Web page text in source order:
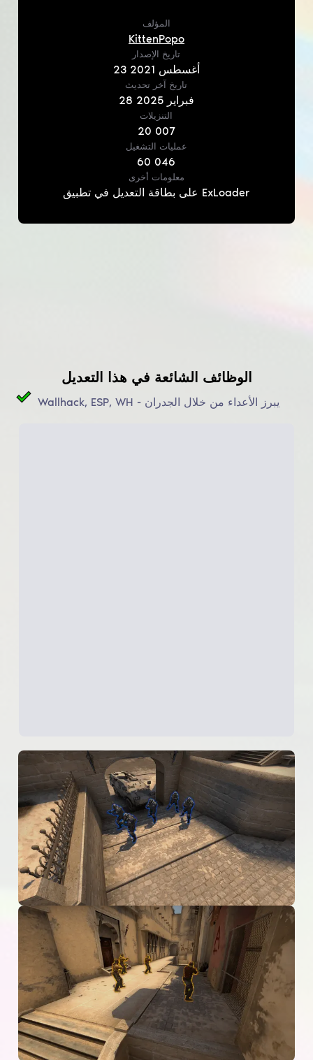
المؤلف
KittenPopo
تاريخ الإصدار
23 أغسطس
تاريخ آخر تحديث
28 فبراير 2025
التنزيلات
20 007
عمليات التشغيل
60 046
معلومات أخرى
على بطاقة التعديل في تطبيق ExLoader
الوظائف الشائعة في هذا التعديل
Wallhack, ESP, WH - يبرز الأعداء من خلال الجدران